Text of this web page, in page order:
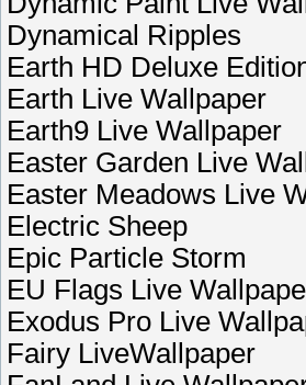
Dynamical Ripples
Earth HD Deluxe
Earth Live Wallpaper
Earth9 Live Wallpaper
Easter Garden Live
Easter Meadows Live
Electric Sheep
Epic Particle Storm
EU Flags Live
Exodus Pro Live
Fairy LiveWallpaper